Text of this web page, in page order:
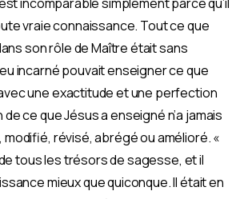
vraie connaissance. Tout ce que
son rôle de Maître était sans
incarné pouvait enseigner ce que
une exactitude et une perfection
ce que Jésus a enseigné n’a jamais
révisé, abrégé ou amélioré. «
tous les trésors de sagesse, et il
mieux que quiconque. Il était en